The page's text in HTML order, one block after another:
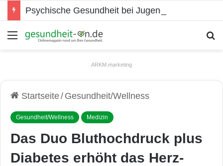
Psychische Gesundheit bei Jugendlichen
Menü
ARKM.marketing
Startseite/ Gesundheit/Wellness
Gesundheit/Wellness Medizin
Das Duo Bluthochdruck plus
Diabetes erhöht das Herz-